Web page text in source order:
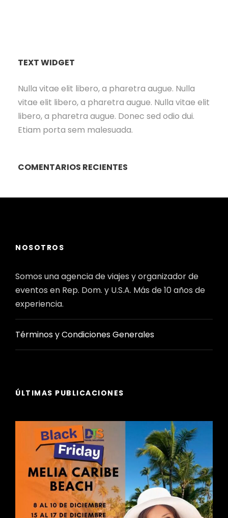
TEXT WIDGET
Nulla vitae elit libero, a pharetra augue. Nulla
vitae elit libero, a pharetra augue. Nulla vitae elit
libero, a pharetra augue. Donec sed odio dui.
Etiam porta sem malesuada.
COMENTARIOS RECIENTES
NOSOTROS
Somos una agencia de viajes y organizador de
eventos en Rep. Dom. y U.S.A. Más de 10 años de
experiencia.
Términos y Condiciones Generales
ÚLTIMAS PUBLICACIONES